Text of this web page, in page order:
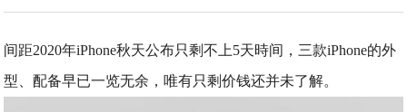
间距2020年iPhone秋天公布只剩不上5天時间，三款iPhone的外
型、配备早已一览无余，唯有只剩价钱还并未了解。